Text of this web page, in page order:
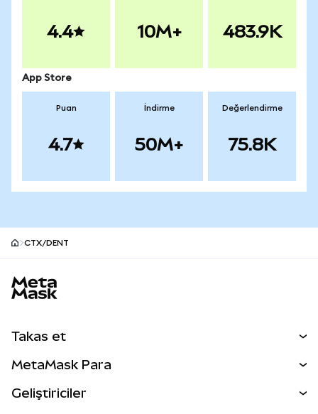
4.4 10M+ 483.9K
App Store
Puan
4.7
İndirme
50M+
Değerlendirme
75.8K
CTX/DENT
Takas et
Perps
MetaMask Para
Geliştiriciler